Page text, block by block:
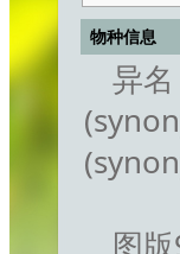
物种信息
异
图